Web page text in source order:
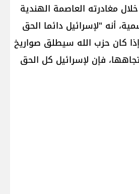
مغادرته العاصمة الهندية
أنه "لإسرائيل دائما الحق
كان حزب الله سيطلق صواريخ
فإن لإسرائيل كل الحق